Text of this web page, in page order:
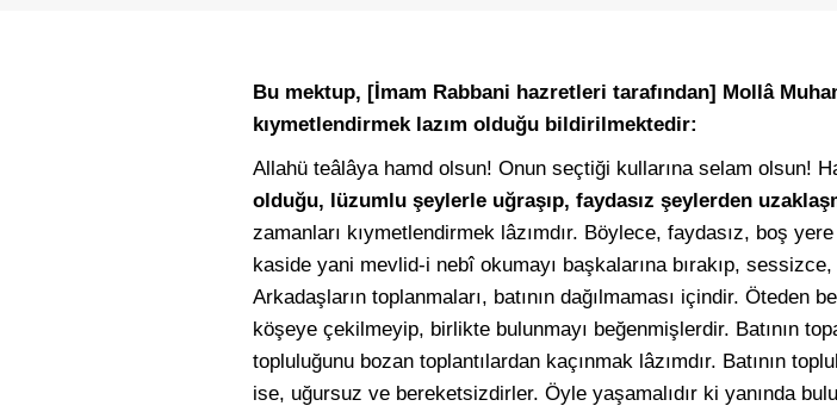
Bu mektup, [İmam Rabbani hazretleri tarafından] Mollâ
kıymetlendirmek lazım olduğu bildirilmektedir:
Allahü teâlâya hamd olsun! Onun seçtiği kullarına selam olsun!
olduğu, lüzumlu şeylerle uğraşıp, faydasız şeylerden
zamanları kıymetlendirmek lâzımdır. Böylece, faydasız, boş
kaside yani mevlid-i nebî okumayı başkalarına bırakıp,
Arkadaşların toplanmaları, batının dağılmaması içindir.
köşeye çekilmeyip, birlikte bulunmayı beğenmişlerdir. Batının
topluluğunu bozan toplantılardan kaçınmak lâzımdır. Batının
ise, uğursuz ve bereketsizdirler. Öyle yaşamalıdır ki yanında